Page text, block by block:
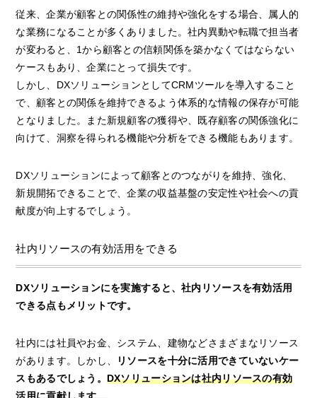
従来、企業が顧客との関係性の維持や強化をする場合、属人的
な業務になることが多くありました。社内異動や転職で担当者
が変わると、1から顧客との信頼関係を築かなくてはならない
ケースもあり、企業にとって損失です。
しかし、DXソリューションとしてCRMツールを導入すること
で、顧客との関係を維持できるよう体系的な情報の保存が可能
となりました。また新規顧客の獲得や、既存顧客の関係強化に
向けて、洞察を得られる機能や分析をできる機能もあります。
DXソリューションによって顧客とのつながりを維持、強化、
新規開拓できることで、企業の収益基盤の安定性や社会への貢
献度が向上するでしょう。
社内リソースの有効活用をできる
DXソリューションにを実施すると、社内リソースを有効活用
できる点もメリットです。
社内には社員やお金、システム、建物などさまざまなリソース
があります。しかし、
リソースを十分に活用できていないケー
スもあるでしょう。 DXソリューションは社内リソースの有効